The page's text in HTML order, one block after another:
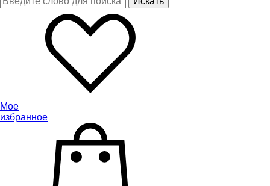
Мое
избранное